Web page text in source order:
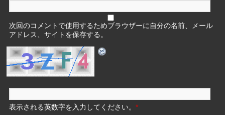
次回のコメントで使用するためブラウザーに自分の名前、メール
アドレス、サイトを保存する。
表示される英数字を入力してください。*